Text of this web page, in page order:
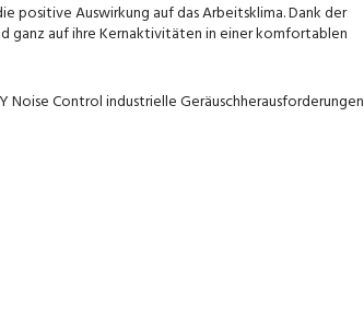
positive Auswirkung auf das Arbeitsklima. Dank der
ganz auf ihre Kernaktivitäten in einer komfortablen
Noise Control industrielle Geräuschherausforderungen